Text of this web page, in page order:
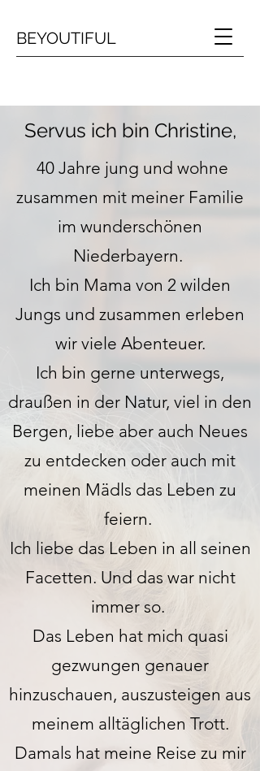
BEYOUTIFUL
Servus ich bin Christine,
40 Jahre jung und wohne
zusammen mit meiner Familie
im wunderschönen
Niederbayern.
Ich bin Mama von 2 wilden
Jungs und zusammen erleben
wir viele Abenteuer.
Ich bin gerne unterwegs,
draußen in der Natur, viel in den
Bergen, liebe aber auch Neues
zu entdecken oder auch mit
meinen Mädls das Leben zu
feiern.
Ich liebe das Leben in all seinen
Facetten. Und das war nicht
immer so.
Das Leben hat mich quasi
gezwungen genauer
hinzuschauen, auszusteigen aus
meinem alltäglichen Trott.
Damals hat meine Reise zu mir